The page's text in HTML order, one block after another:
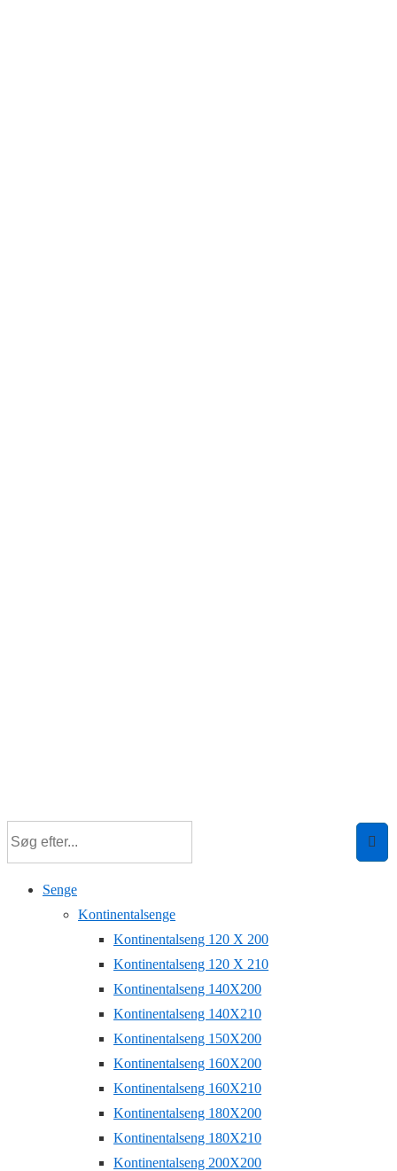
Senge
Kontinentalsenge
Kontinentalseng 120 X 200
Kontinentalseng 120 X 210
Kontinentalseng 140X200
Kontinentalseng 140X210
Kontinentalseng 150X200
Kontinentalseng 160X200
Kontinentalseng 160X210
Kontinentalseng 180X200
Kontinentalseng 180X210
Kontinentalseng 200X200